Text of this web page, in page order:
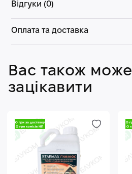
Відгуки (0)
Оплата та доставка
Вас також може
зацікавити